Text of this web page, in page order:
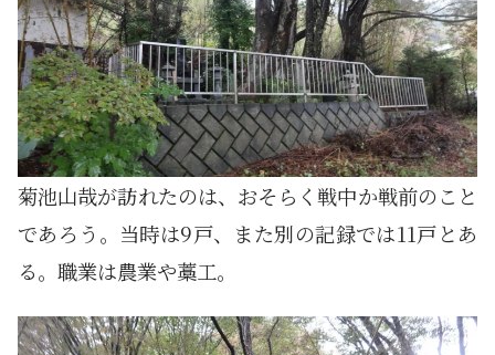
菊池山哉が訪れたのは、おそらく戦中か戦前のこと
であろう。当時は9戸、また別の記録では11戸とあ
る。職業は農業や藁工。